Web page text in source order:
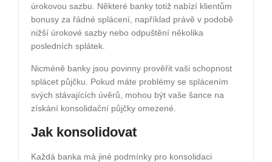
úrokovou sazbu. Některé banky totiž nabízí klientům
bonusy za řádné splácení, například právě v podobě
nižší úrokové sazby nebo odpuštění několika
posledních splátek.
Nicméně banky jsou povinny prověřit vaši schopnost
splácet půjčku. Pokud máte problémy se splácením
svých stávajících úvěrů, mohou být vaše šance na
získání konsolidační půjčky omezené.
Jak konsolidovat
Každá banka má jiné podmínky pro konsolidaci